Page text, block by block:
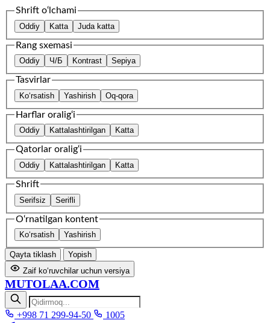
Shrift o‘lchami
Oddiy Katta Juda katta
Rang sxemasi
Oddiy Ч/Б Kontrast Sepiya
Tasvirlar
Ko‘rsatish Yashirish Oq-qora
Harflar oralig‘i
Oddiy Kattalashtirilgan Katta
Qatorlar oralig‘i
Oddiy Kattalashtirilgan Katta
Shrift
Serifsiz Serifli
O‘rnatilgan kontent
Ko‘rsatish Yashirish
Qayta tiklash
Yopish
Zaif ko‘ruvchilar uchun versiya
MUTOLAA.COM
+998 71 299-94-50 1005